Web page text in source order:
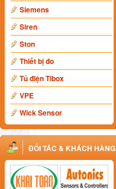
Siemens
Siren
Ston
Thiết bị đo
Tủ điện Tibox
VPE
Wick Sensor
ĐỐI TÁC & KHÁCH HÀNG